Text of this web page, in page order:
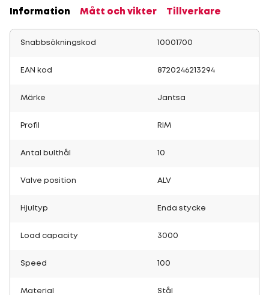
Information Mått och vikter Tillverkare
Snabbsökningskod 10001700
EAN kod 8720246213294
Märke Jantsa
Profil RIM
Antal bulthål 10
Valve position ALV
Hjultyp Enda stycke
Load capacity 3000
Speed 100
Material Stål